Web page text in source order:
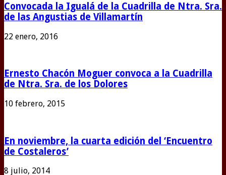
Convocada la Igualá de la Cuadrilla de Ntra. Sra.
de las Angustias de Villamartín
22 enero, 2016
Ernesto Chacón Moguer convoca a la Cuadrilla
de Ntra. Sra. de los Dolores
10 febrero, 2015
En noviembre, la cuarta edición del ‘Encuentro
de Costaleros’
8 julio, 2014